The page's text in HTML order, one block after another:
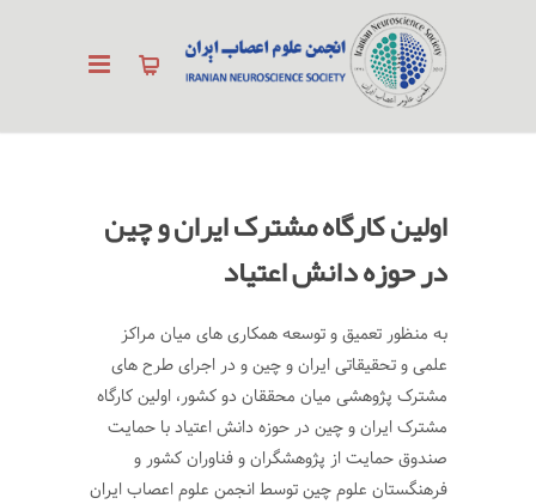
اولین کارگاه مشترک ایران و چین
در حوزه دانش اعتیاد
به منظور تعمیق و توسعه همکاری های میان مراکز
علمی و تحقیقاتی ایران و چین و در اجرای طرح های
مشترک پژوهشی میان محققان دو کشور، اولین کارگاه
مشترک ایران و چین در حوزه دانش اعتیاد با حمایت
صندوق حمایت از پژوهشگران و فناوران کشور و
فرهنگستان علوم چین توسط انجمن علوم اعصاب ایران